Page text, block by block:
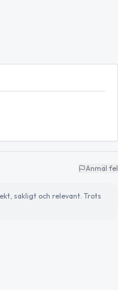
Anmäl fel
sakligt och relevant. Trots